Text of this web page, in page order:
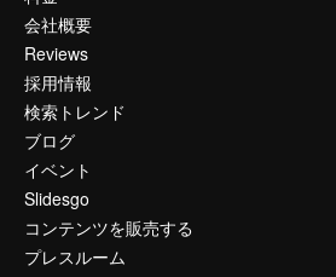
会社概要
Reviews
採用情報
検索トレンド
ブログ
イベント
Slidesgo
コンテンツを販売する
プレスルーム